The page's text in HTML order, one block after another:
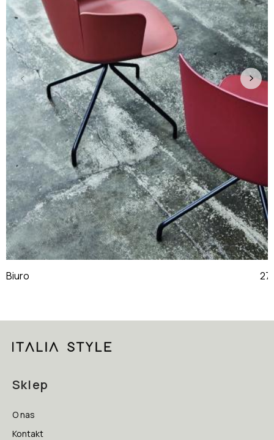
Biuro
Sklep
O nas
Kontakt